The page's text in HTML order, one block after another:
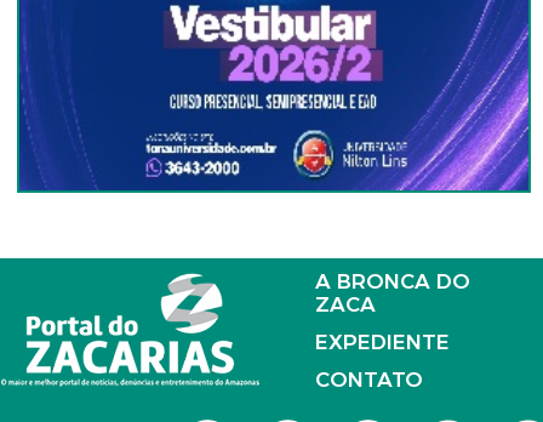
A BRONCA DO
ZACA
EXPEDIENTE
CONTATO